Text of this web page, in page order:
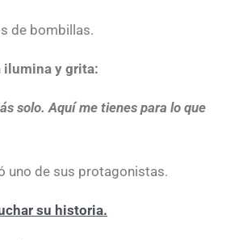
de bombillas.
ilumina y grita:
solo. Aquí me tienes para lo que
uno de sus protagonistas.
su historia.